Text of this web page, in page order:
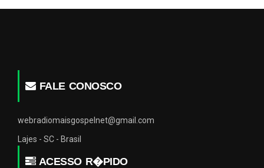
FALE CONOSCO
webradiomaisgospelnet@gmail.com
Lajes - SC - Brasil
ACESSO R�PIDO